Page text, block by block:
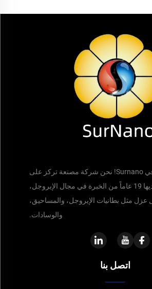
مرحباً بكم في Surnano! نحن شركة مصنعة تركز على
التكنولوجيا ولديها 19 عاماً من الخبرة في مجال الإيروجل،
عزل مثل بطانيات الإيروجل، والمساحيق،
والوسادات.
اتصل بنا